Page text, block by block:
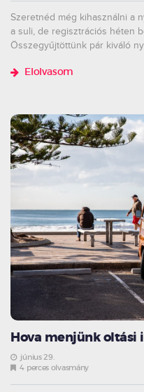
Szeretnéd még kihasználni a
a suli, de regisztrációs héten
Összegyűjtöttünk pár kiváló
Elolvasom
Hova menjünk oltási
június 29.
4 perces olvasmány